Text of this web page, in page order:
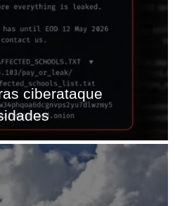
ciberataque